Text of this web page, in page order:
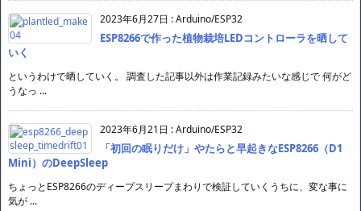
2023年6月27日 :Arduino/ESP32
ESP8266で作った植物栽培LEDコントローラを晒して
いく
というわけで晒していく。 調査した記事以外は作業記録みたいな感じで 何がど
うなっ ...
2023年6月21日 :Arduino/ESP32
「初回の眠りだけ」やたらと早起きなESP8266（D1
Mini）のDeepSleep
ちょっとESP8266のディープスリープまわりで検証していくうちに、変な事に
気が ...